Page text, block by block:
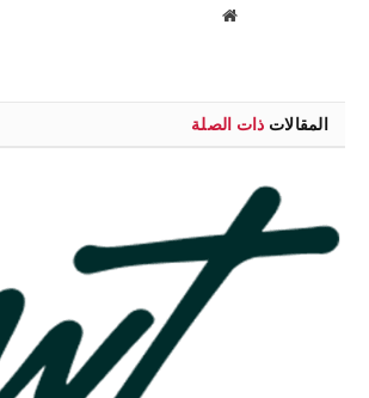
موقع
المقالات ذات الصلة